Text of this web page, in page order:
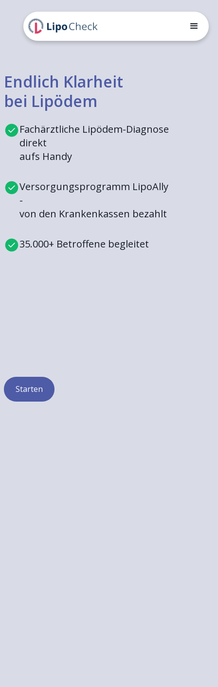
Endlich Klarheit
bei Lipödem
Fachärztliche Lipödem-Diagnose
direkt
aufs Handy
Versorgungsprogramm LipoAlly
-
von den Krankenkassen bezahlt
35.000+ Betroffene begleitet
Starten